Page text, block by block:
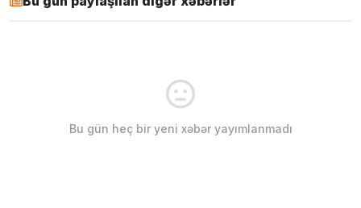
Bu gün heç bir yeni xəbər yayımlanmadı